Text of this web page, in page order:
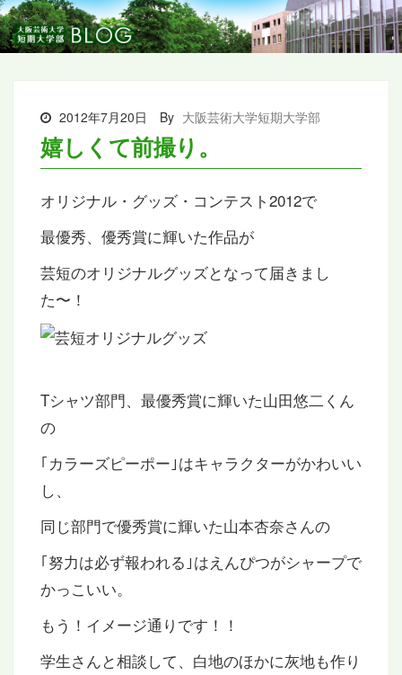
2012年7月20日 By 大阪芸術大学短期大学部
嬉しくて前撮り。
オリジナル・グッズ・コンテスト2012で
最優秀、優秀賞に輝いた作品が
芸短のオリジナルグッズとなって届きまし
た〜！
Tシャツ部門、最優秀賞に輝いた山田悠二くん
の
｢カラーズピーポー｣はキャラクターがかわいい
し、
同じ部門で優秀賞に輝いた山本杏奈さんの
｢努力は必ず報われる｣はえんぴつがシャープで
かっこいい。
もう！イメージ通りです！！
学生さんと相談して、白地のほかに灰地も作り